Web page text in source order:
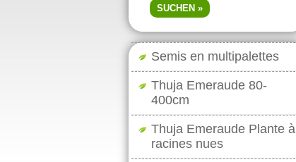
Semis en multipalettes
Thuja Emeraude 80-
400cm
Thuja Emeraude Plante à
racines nues